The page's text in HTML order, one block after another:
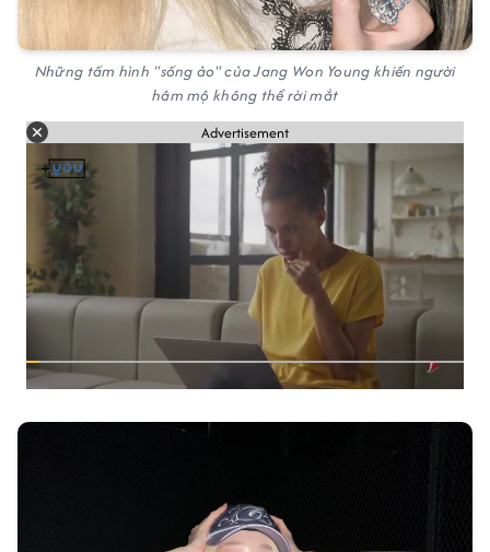
Những tấm hình "sống ảo" của Jang Won Young khiến người
hâm mộ không thể rời mắt
Advertisement